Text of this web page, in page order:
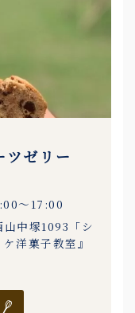
ツゼリー
〜17:00
中塚1093「シ
洋菓子教室』